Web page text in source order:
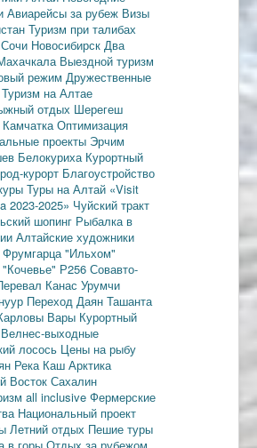
Авиарейсы за рубеж Визы
Туризм при талибах
Сочи Новосибирск Два
Выездной туризм
режим Дружественные
Туризм на Алтае
отдых Шерегеш
КамчаткаОптимизация
проекты Эрчим
Белокуриха Курортный
курорт Благоустройство
Туры на Алтай «Visit
2023-2025» Чуйский тракт
шопинг Рыбалка в
Алтайские художники
"Ильхом"
"Кочевье" Р256 Совавто-
Канас Урумчи
Переход Даян Ташанта
Вары Курортный
Велнес-выходные
лосось Цены на рыбу
Река Каш Арктика
Восток Сахалин
all inclusive Фермерские
Национальный проект
Летний отдых Пешие туры